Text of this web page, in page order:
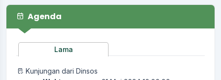
Agenda
Lama
Kunjungan dari Dinsos